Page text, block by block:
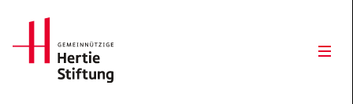
Hertie Stiftung Logo